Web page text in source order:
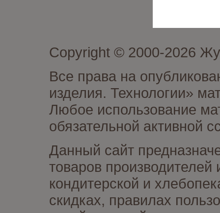
Copyright © 2000-2026
Все права на
изделия. Технологии»
Любое использование
обязательной активной
Данный сайт
товаров
кондитерской и
скидках, правилах